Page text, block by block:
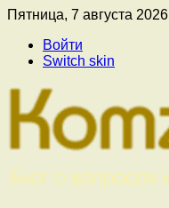
Пятница, 7 августа 2026
Войти
Switch skin